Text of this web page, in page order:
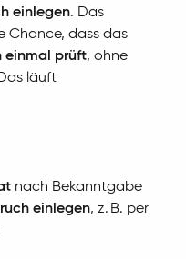
einlegen. Das
Chance, dass das
einmal prüft, ohne
läuft
nach Bekanntgabe
einlegen, z. B. per